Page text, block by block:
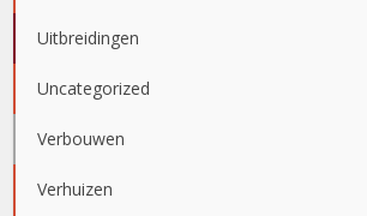
Uitbreidingen
Uncategorized
Verbouwen
Verhuizen